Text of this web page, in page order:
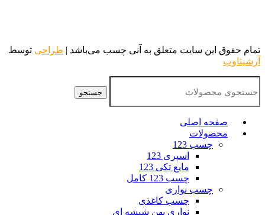
تمام حقوق این سایت متعلق به آنی چسب می‌باشد | طراحی توسط
آرشیتاوب
جستجو
صفحه اصلی
محصولات
چسب 123
اسپری 123
مایع تکی 123
چسب 123 کامل
چسب نواری
چسب کاغذی
نواری پهن شیشه ای